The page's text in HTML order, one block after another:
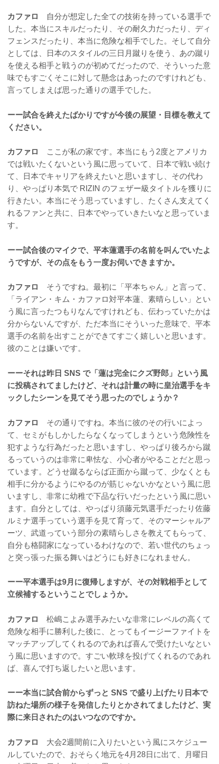
カファロ
自分が想定した全ての技術を持っている選手で
した。本当にスキルだったり、その耐久力だったり、ディ
フェンスだったり、本当に危険な相手でした。そして自分
としては、日本のスタイルの三日月蹴りを使う、あの蹴り
を使える相手と戦うのが初めてだったので、そういった意
味でもすごくそこに対して懸念はあったのですけれども、
言ってしまえば思った通りの選手でした。
ーー試合を終えたばかりですが今後の展望・目標を教えて
ください。
カファロ
ここが私の家です。本当にもう2度とアメリカ
では戦いたくないという風に思っていて、日本で戦い続け
て、日本でキャリアを終えたいと思いますし、その代わ
り、やっぱり本気で RIZIN のフェザー級タイトルを獲りに
行きたい。本当にそう思っていますし、たくさん支えてく
れるファンと共に、日本でやっていきたいなと思っていま
す。
ーー試合後のマイクで、平本蓮選手の名前を叫んでいたよ
うですが、その点をもう一度お伺いできますか。
カファロ
そうですね。最初に「平本ちゃん」と言って、
「ライアン・キム・カファロ対平本蓮、素晴らしい」とい
う風に言ったつもりなんですけれども、伝わっていたかは
分からないんですが、ただ本当にそういった意味で、平本
選手の名前を出すことができてすごく嬉しいと思います。
彼のことは嫌いです。
ーーそれは昨日 SNS で「蓮は完全にクズ野郎」という風
に投稿されてましたけど、それは計量の時に皇治選手をキ
ックしたシーンを見てそう思ったのでしょうか？
カファロ
その通りですね。本当に彼のその行いによっ
て、セミがもしかしたらなくなってしまうという危険性を
犯すような行為だったと思いますし、やっぱり後ろから蹴
るっていうのは非常に卑怯な、小心者がやることだと思っ
ています。どうせ蹴るならば正面から蹴って、少なくとも
相手に分かるようにやるのが筋じゃないかなという風に思
いますし、非常に幼稚で下品な行いだったという風に思い
ます。自分としては、やっぱり須藤元気選手だったり佐藤
ルミナ選手っていう選手を見て育って、そのマーシャルア
ーツ、武道っていう部分の素晴らしさを教えてもらって、
自分も格闘家になっているわけなので、若い世代のちょっ
と突っ張った振る舞いはどうにも好きになれません。
ーー平本選手は9月に復帰しますが、その対戦相手として
立候補するということでしょうか。
カファロ
松嶋こよみ選手みたいな非常にレベルの高くて
危険な相手に勝利した後に、とってもイージーファイトを
マッチアップしてくれるのであれば喜んで受けたいなとい
う風に思いますので。すごい軟球を投げてくれるのであれ
ば、喜んで打ち返したいと思います。
ーー本当に試合前からずっと SNS で盛り上げたり日本で
訪ねた場所の様子を発信したりとかされてましたけど、実
際に来日されたのはいつなのですか。
カファロ
大会2週間前に入りたいという風にスケジュー
ルしていたので、おそらく地元を4月28日に出て、月曜日